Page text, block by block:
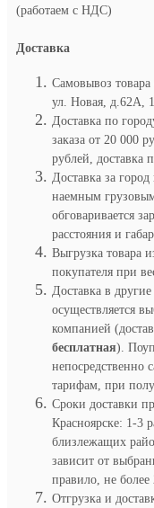
(работаем с НДС)
Доставка
Самовывоз товара
ул. Новая, д.62А,
Доставка по
заказа от 20 000
рублей, доставка
Доставка за
наемным
обговаривается
расстояния и
Выгрузка товара
покупателя при
Доставка в
осуществляется
компанией
бесплатная).
непосредственно
тарифам, при
Сроки доставки
Красноярске: 1-3
близлежащих
зависит от
правило, не более
Отгрузка и